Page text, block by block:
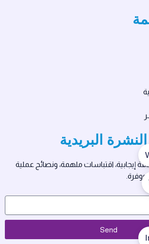
البريدية
إيجابية، اقتباسات ملهمة، ونصائح عملية
Send